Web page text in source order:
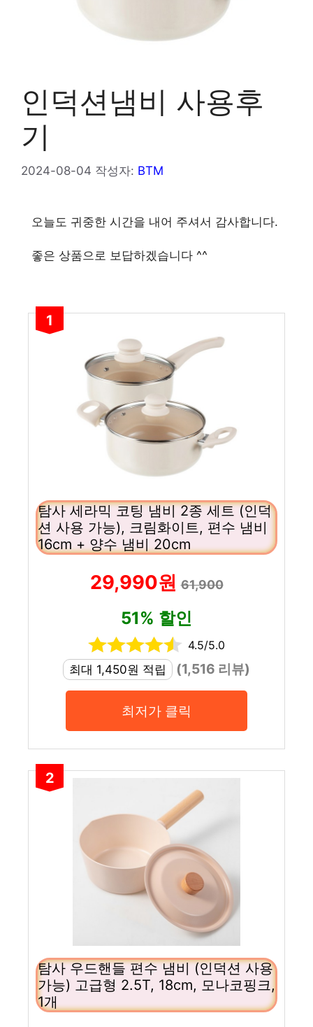
인덕션냄비 사용후
기
2024-08-04 작성자: BTM
오늘도 귀중한 시간을 내어 주셔서 감사합니다.
좋은 상품으로 보답하겠습니다 ^^
1
탐사 세라믹 코팅 냄비 2종 세트 (인덕
션 사용 가능), 크림화이트, 편수 냄비
16cm + 양수 냄비 20cm
29,990원61,900
51% 할인
4.5/5.0
최대 1,450원 적립
(1,516 리뷰)
최저가 클릭
2
탐사 우드핸들 편수 냄비 (인덕션 사용
가능) 고급형 2.5T, 18cm, 모나코핑크,
1개